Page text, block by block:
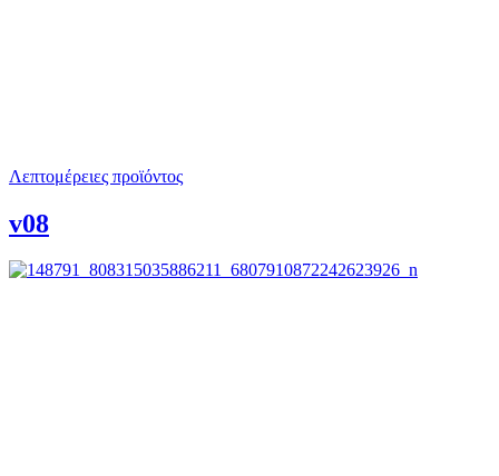
Λεπτομέρειες προϊόντος
v08